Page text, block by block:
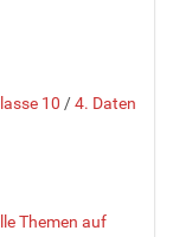
10 /4. Daten
Themen auf